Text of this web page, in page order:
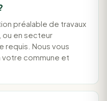
préalable de travaux
ou en secteur
requis. Nous vous
votre commune et